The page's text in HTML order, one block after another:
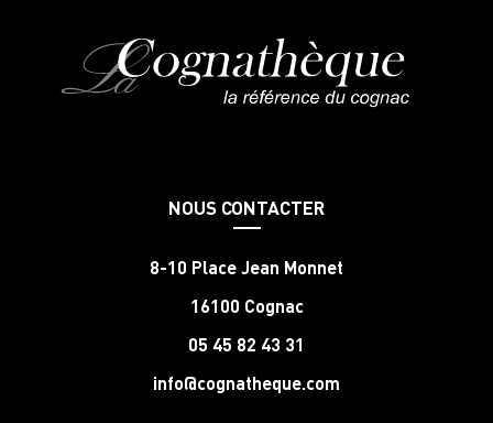
NOUS CONTACTER
8-10 Place Jean Monnet
16100 Cognac
05 45 82 43 31
info@cognatheque.com